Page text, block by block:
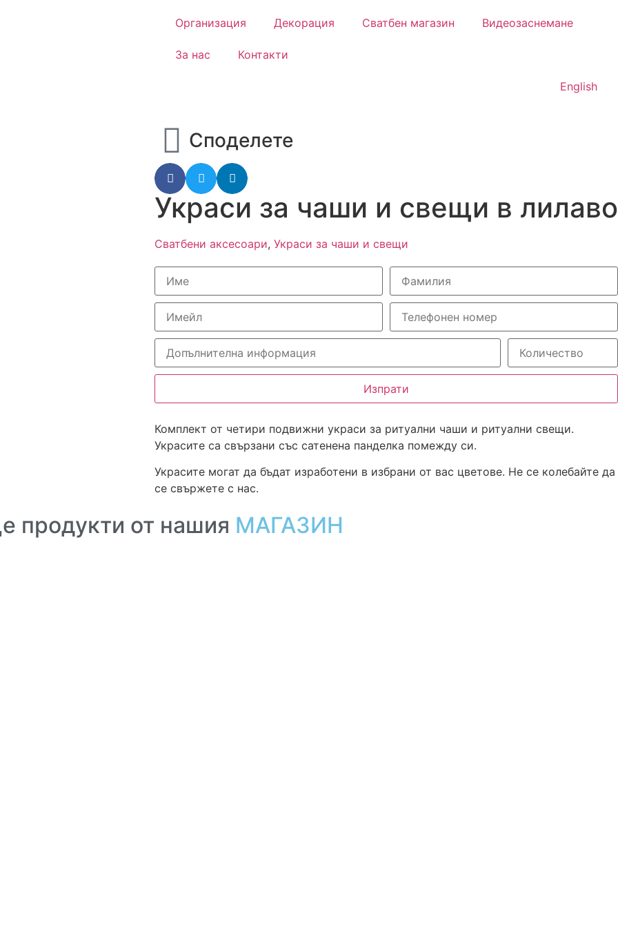
Организация Декорация Сватбен магазин Видеозаснемане
За нас Контакти
English
Споделете
Украси за чаши и свещи в лилаво
Сватбени аксесоари, Украси за чаши и свещи
Изпрати
Комплект от четири подвижни украси за ритуални чаши и ритуални свещи.
Украсите са свързани със сатенена панделка помежду си.
Украсите могат да бъдат изработени в избрани от вас цветове. Не се колебайте да
се свържете с нас.
продукти от нашия МАГАЗИН